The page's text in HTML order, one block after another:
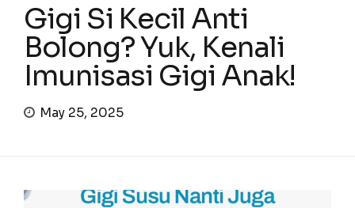
Gigi Si Kecil Anti
Bolong? Yuk, Kenali
Imunisasi Gigi Anak!
May 25, 2025